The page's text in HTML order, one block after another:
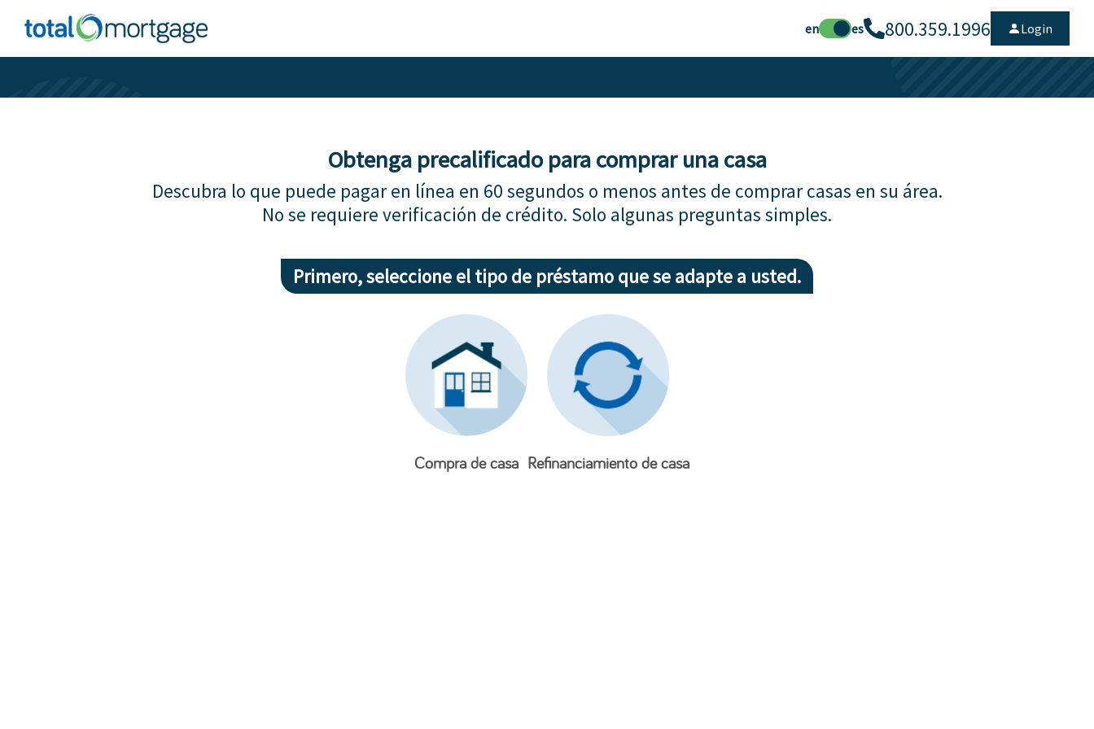
en es 800.359.1996 Login
Obtenga precalificado para comprar una casa
Descubra lo que puede pagar en línea en 60 segundos o menos antes de comprar casas en su área.
No se requiere verificación de crédito. Solo algunas preguntas simples.
Primero, seleccione el tipo de préstamo que se adapte a usted.
Compra de casa Refinanciamiento de casa